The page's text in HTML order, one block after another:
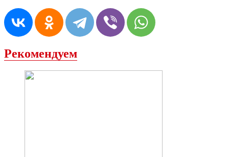
Рекомендуем